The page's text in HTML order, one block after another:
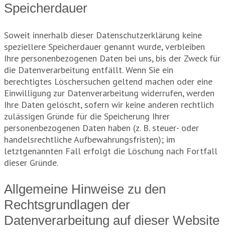
Speicherdauer
Soweit innerhalb dieser Datenschutzerklärung keine
speziellere Speicherdauer genannt wurde, verbleiben
Ihre personenbezogenen Daten bei uns, bis der Zweck für
die Datenverarbeitung entfällt. Wenn Sie ein
berechtigtes Löschersuchen geltend machen oder eine
Einwilligung zur Datenverarbeitung widerrufen, werden
Ihre Daten gelöscht, sofern wir keine anderen rechtlich
zulässigen Gründe für die Speicherung Ihrer
personenbezogenen Daten haben (z. B. steuer- oder
handelsrechtliche Aufbewahrungsfristen); im
letztgenannten Fall erfolgt die Löschung nach Fortfall
dieser Gründe.
Allgemeine Hinweise zu den
Rechtsgrundlagen der
Datenverarbeitung auf dieser Website